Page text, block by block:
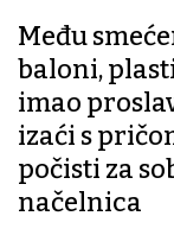
Među
baloni,
imao
izaći s
počisti za
načelnica